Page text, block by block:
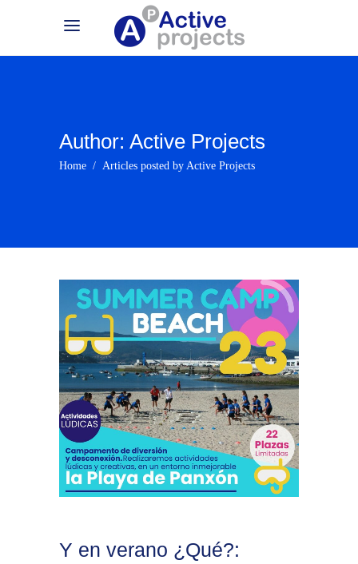
Author: Active Projects
Home / Articles posted by Active Projects
Y en verano ¿Qué?: